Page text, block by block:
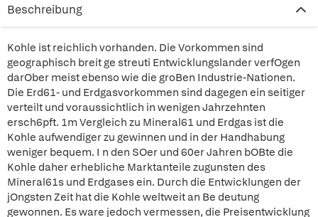
Beschreibung
Kohle ist reichlich vorhanden. Die Vorkommen sind
geographisch breit ge streuti Entwicklungslander verfOgen
darOber meist ebenso wie die groBen Industrie-Nationen.
Die Erd61- und Erdgasvorkommen sind dagegen ein seitiger
verteilt und voraussichtlich in wenigen Jahrzehnten
ersch6pft. 1m Vergleich zu Mineral61 und Erdgas ist die
Kohle aufwendiger zu gewinnen und in der Handhabung
weniger bequem. I n den SOer und 60er Jahren bOBte die
Kohle daher erhebliche Marktanteile zugunsten des
Mineral61s und Erdgases ein. Durch die Entwicklungen der
jOngsten Zeit hat die Kohle weltweit an Be deutung
gewonnen. Es ware jedoch vermessen, die Preisentwicklung